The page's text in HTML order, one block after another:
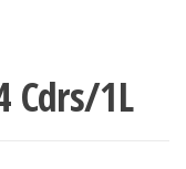
Cdrs/1L